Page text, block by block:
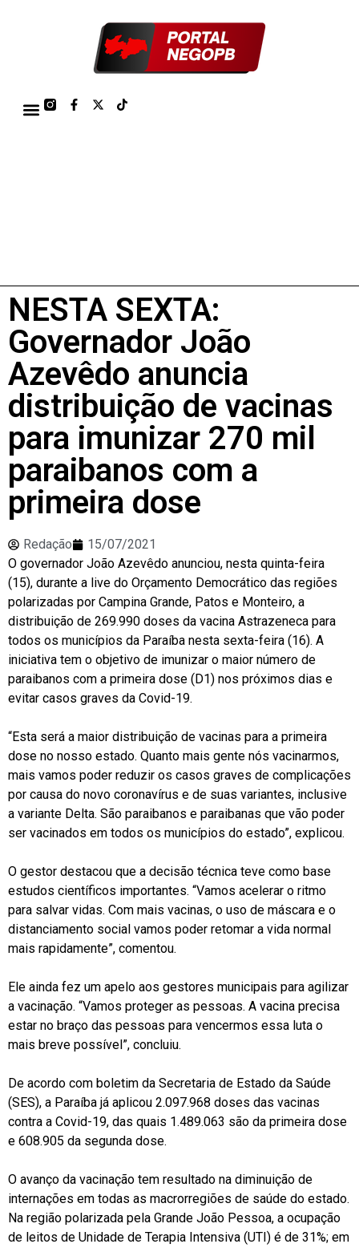
NESTA SEXTA:
Governador João
Azevêdo anuncia
distribuição de vacinas
para imunizar 270 mil
paraibanos com a
primeira dose
Redação
15/07/2021
O governador João Azevêdo anunciou, nesta quinta-feira
(15), durante a live do Orçamento Democrático das regiões
polarizadas por Campina Grande, Patos e Monteiro, a
distribuição de 269.990 doses da vacina Astrazeneca para
todos os municípios da Paraíba nesta sexta-feira (16). A
iniciativa tem o objetivo de imunizar o maior número de
paraibanos com a primeira dose (D1) nos próximos dias e
evitar casos graves da Covid-19.
“Esta será a maior distribuição de vacinas para a primeira
dose no nosso estado. Quanto mais gente nós vacinarmos,
mais vamos poder reduzir os casos graves de complicações
por causa do novo coronavírus e de suas variantes, inclusive
a variante Delta. São paraibanos e paraibanas que vão poder
ser vacinados em todos os municípios do estado”, explicou.
O gestor destacou que a decisão técnica teve como base
estudos científicos importantes. “Vamos acelerar o ritmo
para salvar vidas. Com mais vacinas, o uso de máscara e o
distanciamento social vamos poder retomar a vida normal
mais rapidamente”, comentou.
Ele ainda fez um apelo aos gestores municipais para agilizar
a vacinação. “Vamos proteger as pessoas. A vacina precisa
estar no braço das pessoas para vencermos essa luta o
mais breve possível”, concluiu.
De acordo com boletim da Secretaria de Estado da Saúde
(SES), a Paraíba já aplicou 2.097.968 doses das vacinas
contra a Covid-19, das quais 1.489.063 são da primeira dose
e 608.905 da segunda dose.
O avanço da vacinação tem resultado na diminuição de
internações em todas as macrorregiões de saúde do estado.
Na região polarizada pela Grande João Pessoa, a ocupação
de leitos de Unidade de Terapia Intensiva (UTI) é de 31%; em